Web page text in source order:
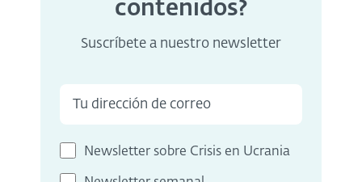
contenidos?
Suscríbete a nuestro newsletter
Newsletter sobre Crisis en Ucrania